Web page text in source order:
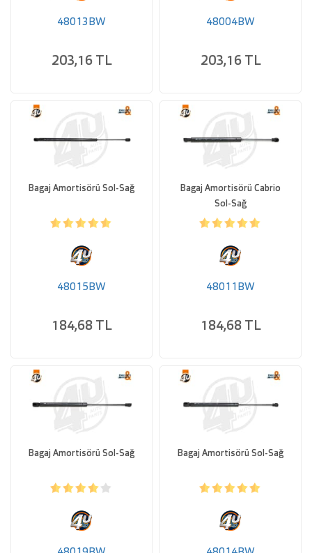
48013BW
203,16 TL
48004BW
203,16 TL
Bagaj Amortisörü Sol-Sağ
48015BW
184,68 TL
Bagaj Amortisörü Cabrio
Sol-Sağ
48011BW
184,68 TL
Bagaj Amortisörü Sol-Sağ Bagaj Amortisörü Sol-Sağ